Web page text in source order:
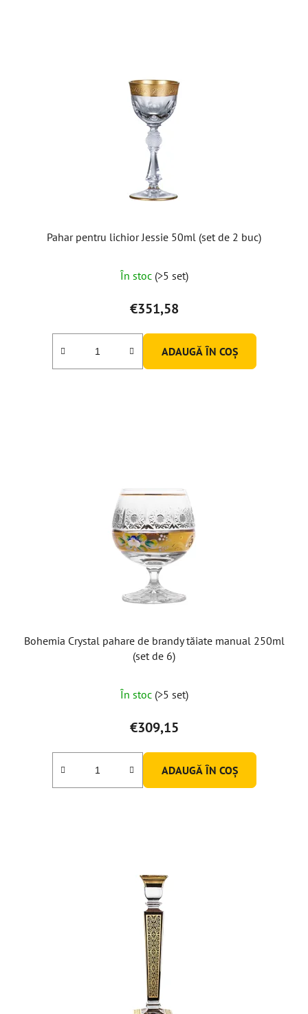
Pahar pentru lichior Jessie 50ml (set de 2 buc)
În stoc (>5 set)
€351,58
ADAUGĂ ÎN COŞ
Bohemia Crystal pahare de brandy tăiate manual 250ml
(set de 6)
În stoc (>5 set)
€309,15
ADAUGĂ ÎN COŞ